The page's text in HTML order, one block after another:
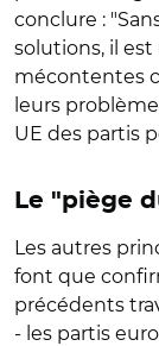
conclure :
solutions, il
mécontentes
leurs
UE des partis
Le "piège
Les autres
font que
précédents
- les partis